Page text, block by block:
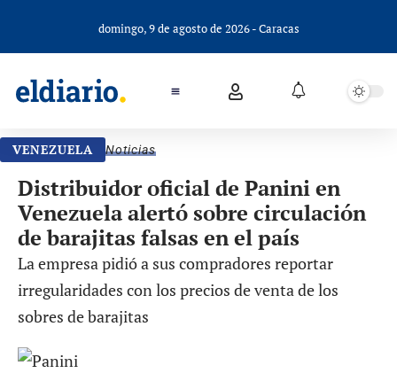
domingo, 9 de agosto de 2026 - Caracas
VENEZUELA Noticias
Distribuidor oficial de Panini en
Venezuela alertó sobre circulación
de barajitas falsas en el país
La empresa pidió a sus compradores reportar
irregularidades con los precios de venta de los
sobres de barajitas